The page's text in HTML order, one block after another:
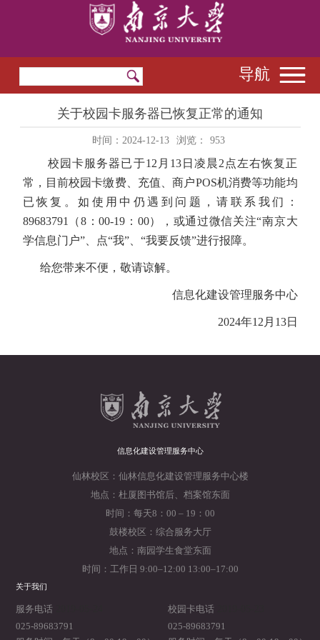
导航
关于校园卡服务器已恢复正常的通知
时间：2024-12-13 浏览： 953
校园卡服务器已于12月13日凌晨2点左右恢复正
常，目前校园卡缴费、充值、商户POS机消费等功能均
已恢复。如使用中仍遇到问题，请 联系我们：
89683791（8：00-19：00），或通过微信关注“南京大
学信息门户”、点“我”、“我要反馈”进行报障。
给您带来不便，敬请谅解。
信息化建设管理服务中心
2024年12月13日
信息化建设管理服务中心
仙林校区：仙林信息化建设管理服务中心楼
地点：杜厦图书馆后、档案馆东面
时间：每天8：00 – 19：00
鼓楼校区：综合服务大厅
地点：南园学生食堂东面
时间：工作日 9:00–12:00 13:00–17:00
关于我们
服务电话
025-89683791
校园卡电话
025-89683791